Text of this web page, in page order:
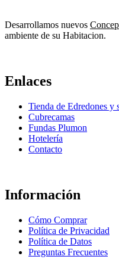
Desarrollamos nuevos
ambiente de su Habitacion.
Enlaces
Tienda de Edredones y
Cubrecamas
Fundas Plumon
Hotelería
Contacto
Información
Cómo Comprar
Política de Privacidad
Política de Datos
Preguntas Frecuentes